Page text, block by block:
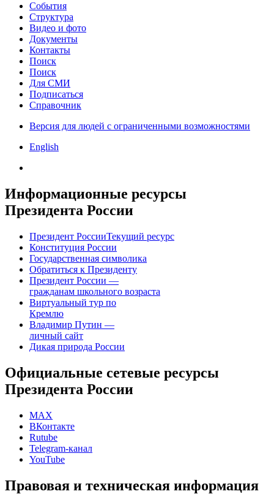
События
Структура
Видео и фото
Документы
Контакты
Поиск
Поиск
Для СМИ
Подписаться
Справочник
Версия для людей с ограниченными возможностями
English
Информационные ресурсы
Президента России
Президент РоссииТекущий ресурс
Конституция России
Государственная символика
Обратиться к Президенту
Президент России —
гражданам школьного возраста
Виртуальный тур по
Кремлю
Владимир Путин —
личный сайт
Дикая природа России
Официальные сетевые ресурсы
Президента России
MAX
ВКонтакте
Rutube
Telegram-канал
YouTube
Правовая и техническая информация